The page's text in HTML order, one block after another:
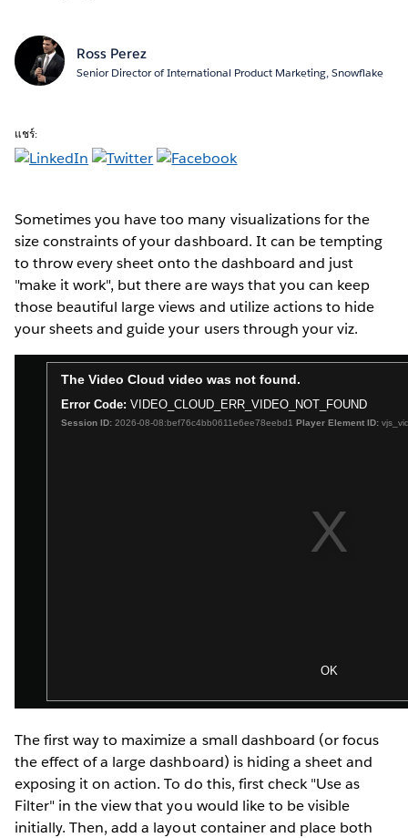
Ross Perez
Senior Director of International Product Marketing, Snowflake
แชร์:
Sometimes you have too many visualizations for the
size constraints of your dashboard. It can be tempting
to throw every sheet onto the dashboard and just
"make it work", but there are ways that you can keep
those beautiful large views and utilize actions to hide
your sheets and guide your users through your viz.
The first way to maximize a small dashboard (or focus
the effect of a large dashboard) is hiding a sheet and
exposing it on action. To do this, first check "Use as
Filter" in the view that you would like to be visible
initially. Then, add a layout container and place both